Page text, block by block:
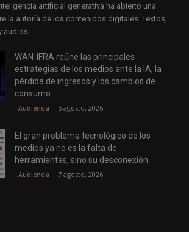
artificial generativa ha abierto una
la autoría de los contenidos digitales. Textos,
WAN-IFRA reúne las principales
estrategias de los medios ante la IA, la
pérdida de ingresos y los cambios de
consumo
Audiencia 5 agosto, 2026
El gran problema tecnológico de los
medios ya no es la falta de
herramientas, sino su desconexión
Audiencia 7 agosto, 2026